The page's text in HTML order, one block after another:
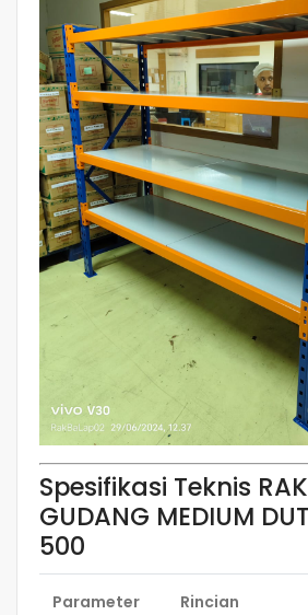
Spesifikasi Teknis RAK
GUDANG MEDIUM
500
Parameter Rincian